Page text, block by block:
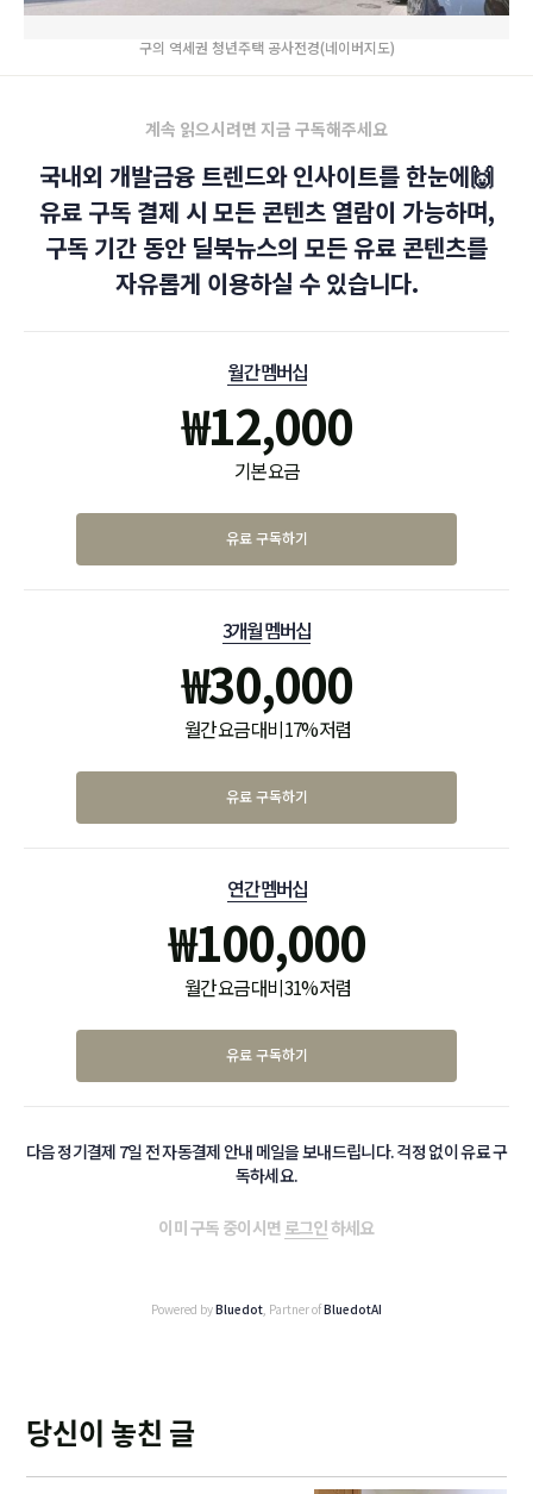
구의 역세권 청년주택 공사전경(네이버지도)
계속 읽으시려면 지금 구독해주세요
국내외 개발금융 트렌드와 인사이트를 한눈에🙌
유료 구독 결제 시 모든 콘텐츠 열람이 가능하며,
구독 기간 동안 딜북뉴스의 모든 유료 콘텐츠를
자유롭게 이용하실 수 있습니다.
월간 멤버십
₩12,000
기본 요금
유료 구독하기
3개월 멤버십
₩30,000
월간 요금 대비 17% 저렴
유료 구독하기
연간 멤버십
₩100,000
월간 요금 대비 31% 저렴
유료 구독하기
다음 정기결제 7일 전 자동결제 안내 메일을 보내드립니다. 걱정 없이 유료 구
독하세요.
이미 구독 중이시면 로그인하세요
Powered byBluedot, Partner ofBluedotAI
당신이 놓친 글